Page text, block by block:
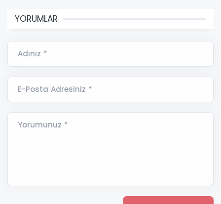
YORUMLAR
Adınız *
E-Posta Adresiniz *
Yorumunuz *